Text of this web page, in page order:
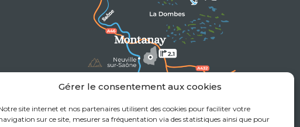
Gérer le consentement aux cookies
site internet et nos partenaires utilisent des cookies pour faciliter votre
sur ce site, mesurer sa fréquentation via des statistiques ainsi que pour
d'état